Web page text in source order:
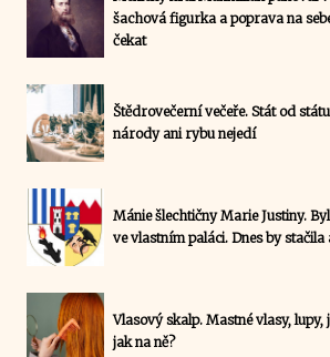
šachová figurka a poprava na
čekat
Štědrovečerní večeře. Stát od
národy ani rybu nejedí
Mánie šlechtičny Marie Justiny.
ve vlastním paláci. Dnes by stačila
Vlasový skalp. Mastné vlasy,
jak na ně?